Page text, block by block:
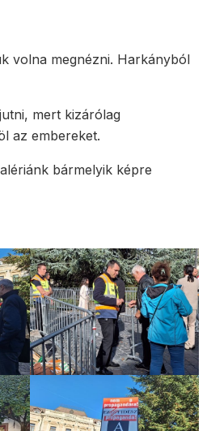
volna megnézni. Harkányból
mert kizárólag
az embereket.
bármelyik képre